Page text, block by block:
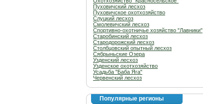
Пуховичский лесхоз
Пуховичское охотхозяйство
Слуцкий лесхоз
Смолевичский лесхоз
Спортивно-охотничье хозяйство "Лавники"
Старобинский лесхоз
Стародорожский лесхоз
Столбцовский опытный лесхоз
Сябрыньские Озера
Узденский лесхоз
Узденское охотхозяйство
Усадьба "Баба Яга"
Червенский лесхоз
Популярные регионы